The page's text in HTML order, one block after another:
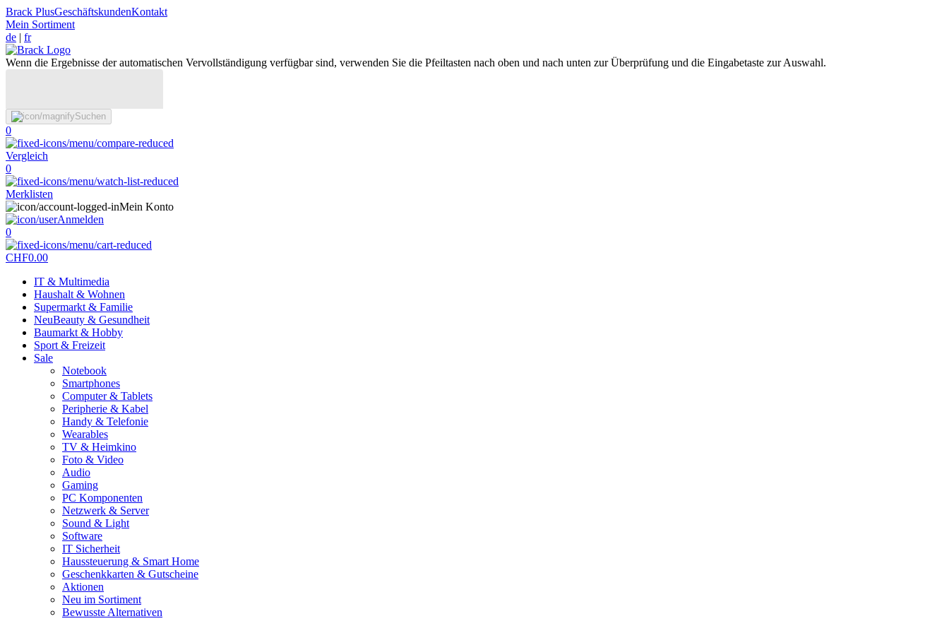
Brack PlusGeschäftskundenKontakt
Mein Sortiment
de | fr
Wenn die Ergebnisse der automatischen Vervollständigung verfügbar sind, verwenden Sie die Pfeiltasten nach oben und nach unten zur Überprüfung und die Eingabetaste zur Auswahl.
Suchen
0
Vergleich
0
Merklisten
Mein Konto
Anmelden
0
CHF0.00
IT & Multimedia
Haushalt & Wohnen
Supermarkt & Familie
NeuBeauty & Gesundheit
Baumarkt & Hobby
Sport & Freizeit
Sale
Notebook
Smartphones
Computer & Tablets
Peripherie & Kabel
Handy & Telefonie
Wearables
TV & Heimkino
Foto & Video
Audio
Gaming
PC Komponenten
Netzwerk & Server
Sound & Light
Software
IT Sicherheit
Haussteuerung & Smart Home
Geschenkkarten & Gutscheine
Aktionen
Neu im Sortiment
Bewusste Alternativen